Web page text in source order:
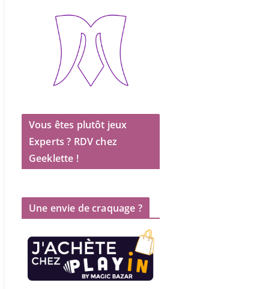
Vous êtes plutôt jeux
Experts ? RDV chez
Geeklette !
Une envie de craquage ?